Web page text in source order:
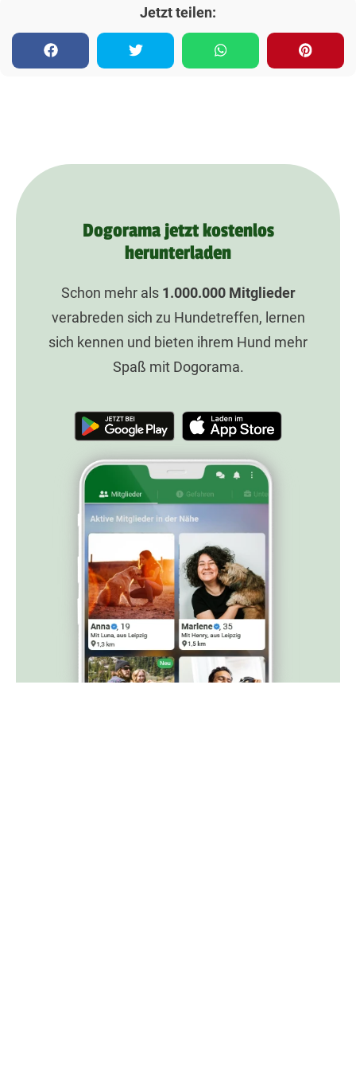
Jetzt teilen:
Dogorama jetzt kostenlos
herunterladen
Schon mehr als 1.000.000Mitglieder
verabreden sich zu Hundetreffen, lernen
sich kennen und bieten ihrem Hund mehr
Spaß mit Dogorama.